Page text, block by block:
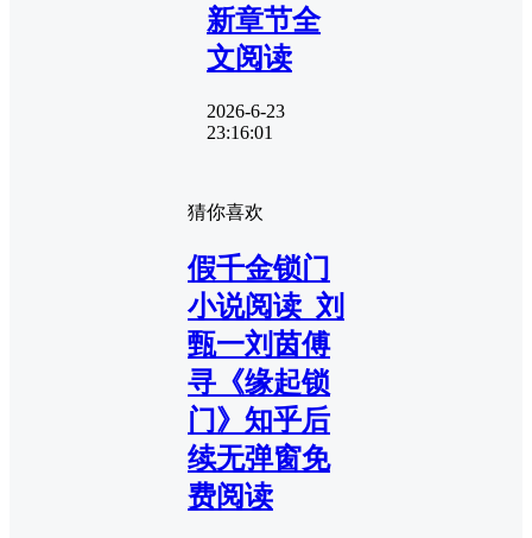
新章节全
文阅读
2026-6-23
23:16:01
猜你喜欢
假千金锁门
小说阅读_刘
甄一刘茵傅
寻《缘起锁
门》知乎后
续无弹窗免
费阅读